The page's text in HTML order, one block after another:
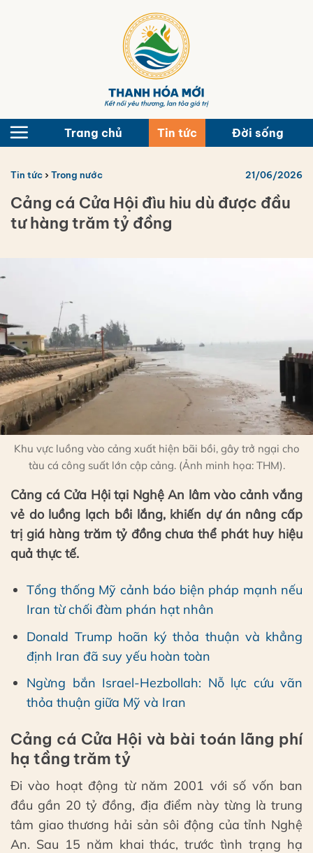
Trang chủ Tin tức Đời sống
Tin tức› Trong nước 21/06/2026
Cảng cá Cửa Hội đìu hiu dù được đầu
tư hàng trăm tỷ đồng
Khu vực luồng vào cảng xuất hiện bãi bồi, gây trở ngại cho
tàu cá công suất lớn cập cảng. (Ảnh minh họa: THM).
Cảng cá Cửa Hội tại Nghệ An lâm vào cảnh vắng
vẻ do luồng lạch bồi lắng, khiến dự án nâng cấp
trị giá hàng trăm tỷ đồng chưa thể phát huy hiệu
quả thực tế.
Tổng thống Mỹ cảnh báo biện pháp mạnh nếu
Iran từ chối đàm phán hạt nhân
Donald Trump hoãn ký thỏa thuận và khẳng
định Iran đã suy yếu hoàn toàn
Ngừng bắn Israel-Hezbollah: Nỗ lực cứu vãn
thỏa thuận giữa Mỹ và Iran
Cảng cá Cửa Hội và bài toán lãng phí
hạ tầng trăm tỷ
Đi vào hoạt động từ năm 2001 với số vốn ban
đầu gần 20 tỷ đồng, địa điểm này từng là trung
tâm giao thương hải sản sôi động của tỉnh Nghệ
An. Sau 15 năm khai thác, trước tình trạng hạ